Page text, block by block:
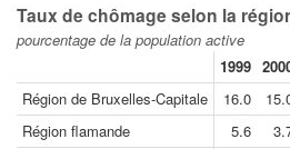
Taux de chômage selon la
pourcentage de la population active
1999
Région de Bruxelles-Capitale
16.0
Région flamande
5.6